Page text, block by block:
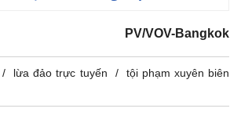
PV/VOV-Bangkok
lừa đảo trực tuyến
tội phạm xuyên biên